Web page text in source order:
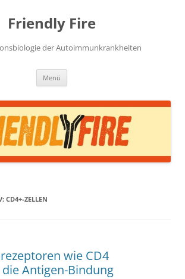
Friendly Fire
der Autoimmunkrankheiten
Menü
CD4+-ZELLEN
wie CD4
Antigen-Bindung